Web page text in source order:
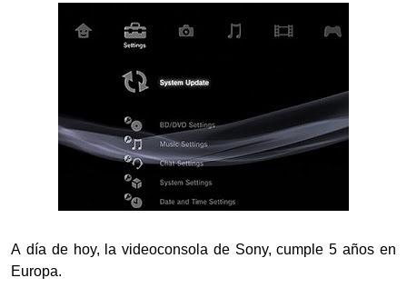
A día de hoy, la videoconsola de Sony, cumple 5 años en
Europa.